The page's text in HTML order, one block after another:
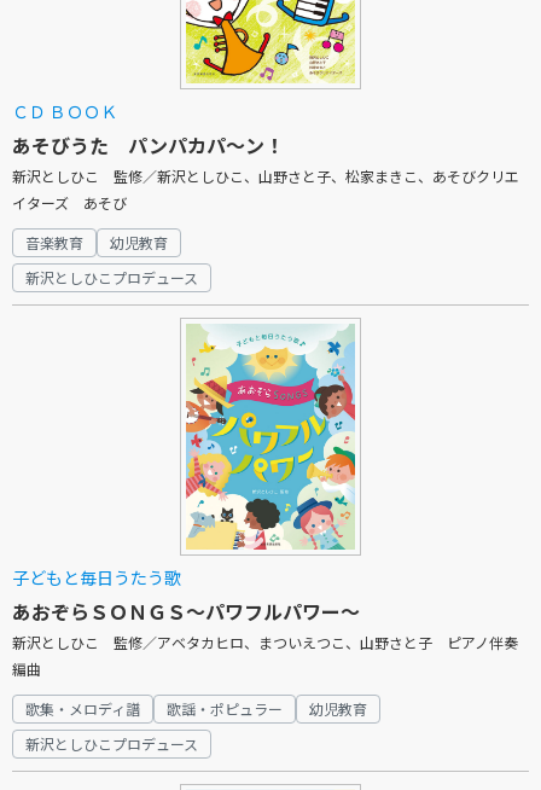
ＣＤ ＢＯＯＫ
あそびうた パンパカパ～ン！
新沢としひこ 監修／新沢としひこ、山野さと子、松家まきこ、あそびクリエ
イターズ あそび
音楽教育
幼児教育
新沢としひこプロデュース
子どもと毎日うたう歌
あおぞらＳＯＮＧＳ～パワフルパワー～
新沢としひこ 監修／アベタカヒロ、まついえつこ、山野さと子 ピアノ伴奏
編曲
歌集・メロディ譜
歌謡・ポピュラー
幼児教育
新沢としひこプロデュース